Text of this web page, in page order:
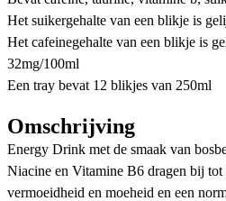
Het suikergehalte van een blikje is
Het cafeinegehalte van een blikje is
32mg/100ml
Een tray bevat 12 blikjes van 250ml
Omschrijving
Energy Drink met de smaak van
Niacine en Vitamine B6 dragen bij
vermoeidheid en moeheid en een